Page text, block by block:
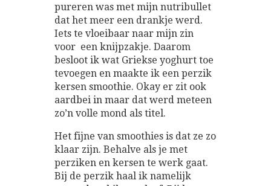
pureren was met mijn nutribullet
dat het meer een drankje werd.
Iets te vloeibaar naar mijn zin
voor een knijpzakje. Daarom
besloot ik wat Griekse yoghurt toe
tevoegen en maakte ik een perzik
kersen smoothie. Okay er zit ook
aardbei in maar dat werd meteen
zo’n volle mond als titel.
Het fijne van smoothies is dat ze zo
klaar zijn. Behalve als je met
perziken en kersen te werk gaat.
Bij de perzik haal ik namelijk